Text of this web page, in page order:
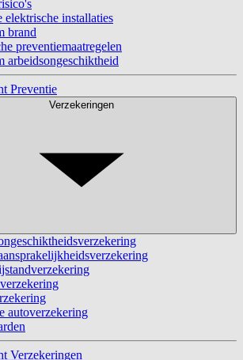
elektrische installaties
brand
preventiemaatregelen
arbeidsongeschiktheid
Preventie
Verzekeringen
autoverzekering
Verzekeringen